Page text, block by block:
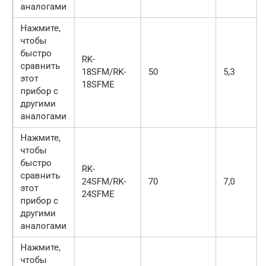
аналогами
Нажмите,
чтобы
быстро
сравнить
этот
прибор с
другими
аналогами
RK-
18SFM/RK-
18SFME
50 5,3
Нажмите,
чтобы
быстро
сравнить
этот
прибор с
другими
аналогами
RK-
24SFM/RK-
24SFME
70 7,0
Нажмите,
чтобы